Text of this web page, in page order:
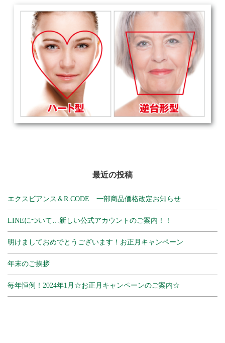
最近の投稿
エクスビアンス＆R.CODE 一部商品価格改定お知らせ
LINEについて…新しい公式アカウントのご案内！！
明けましておめでとうございます！お正月キャンペーン
年末のご挨拶
毎年恒例！2024年1月☆お正月キャンペーンのご案内☆